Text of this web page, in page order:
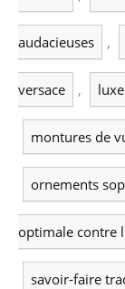
audacieuses ,
versace , luxe
montures de
ornements
optimale contre
savoir-faire